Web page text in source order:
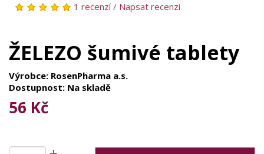
1 recenzí/ Napsat recenzi
ŽELEZO šumivé tablety
Výrobce: RosenPharma a.s.
Dostupnost: Na skladě
56 Kč